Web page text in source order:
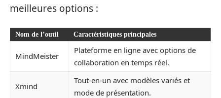
meilleures options :
Nom de l’outil Caractéristiques principales
MindMeister
Plateforme en ligne avec options de
collaboration en temps réel.
Xmind
Tout-en-un avec modèles variés et
mode de présentation.